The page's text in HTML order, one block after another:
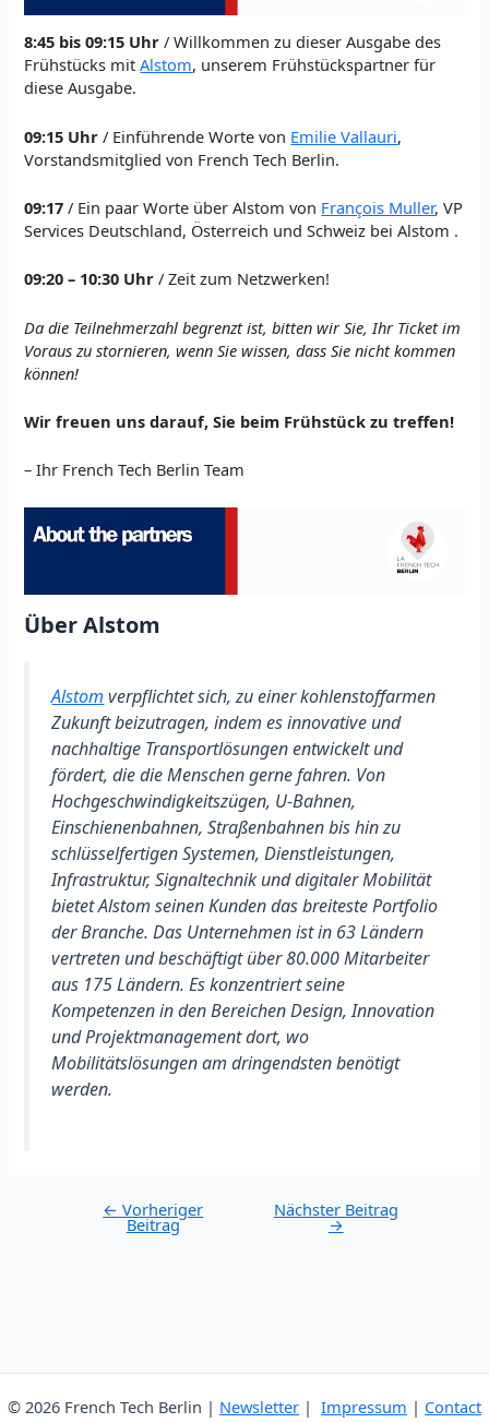
8:45 bis 09:15 Uhr / Willkommen zu dieser Ausgabe des
Frühstücks mitAlstom, unserem Frühstückspartner für
diese Ausgabe.
09:15 Uhr/ Einführende Worte von Emilie Vallauri,
Vorstandsmitglied von French Tech Berlin.
09:17 / Ein paar Worte über Alstom von François Muller, VP
Services Deutschland, Österreich und Schweiz bei Alstom .
09:20 – 10:30 Uhr/ Zeit zum Netzwerken!
Da die Teilnehmerzahl begrenzt ist, bitten wir Sie, Ihr Ticket im
Voraus zu stornieren, wenn Sie wissen, dass Sie nicht kommen
können!
Wir freuen uns darauf, Sie beim Frühstück zu treffen!
– Ihr French Tech Berlin Team
Über Alstom
Alstomverpflichtet sich, zu einer kohlenstoffarmen
Zukunft beizutragen, indem es innovative und
nachhaltige Transportlösungen entwickelt und
fördert, die die Menschen gerne fahren. Von
Hochgeschwindigkeitszügen, U-Bahnen,
Einschienenbahnen, Straßenbahnen bis hin zu
schlüsselfertigen Systemen, Dienstleistungen,
Infrastruktur, Signaltechnik und digitaler Mobilität
bietet Alstom seinen Kunden das breiteste Portfolio
der Branche. Das Unternehmen ist in 63 Ländern
vertreten und beschäftigt über 80.000 Mitarbeiter
aus 175 Ländern. Es konzentriert seine
Kompetenzen in den Bereichen Design, Innovation
und Projektmanagement dort, wo
Mobilitätslösungen am dringendsten benötigt
werden.
navigation
← Vorheriger
Beitrag
Nächster Beitrag
→
© 2026 French Tech Berlin | Newsletter | Impressum | Contact